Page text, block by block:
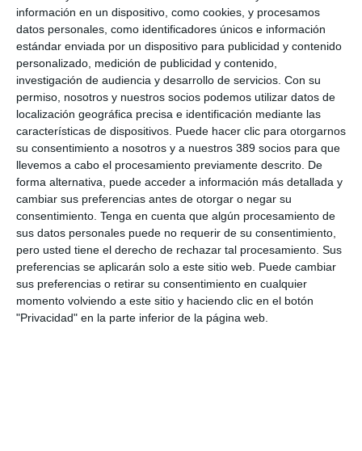
información en un dispositivo, como cookies, y procesamos
datos personales, como identificadores únicos e información
estándar enviada por un dispositivo para publicidad y contenido
personalizado, medición de publicidad y contenido,
investigación de audiencia y desarrollo de servicios. Con su
permiso, nosotros y nuestros socios podemos utilizar datos de
localización geográfica precisa e identificación mediante las
características de dispositivos. Puede hacer clic para otorgarnos
su consentimiento a nosotros y a nuestros 389 socios para que
llevemos a cabo el procesamiento previamente descrito. De
forma alternativa, puede acceder a información más detallada y
cambiar sus preferencias antes de otorgar o negar su
consentimiento. Tenga en cuenta que algún procesamiento de
sus datos personales puede no requerir de su consentimiento,
pero usted tiene el derecho de rechazar tal procesamiento. Sus
preferencias se aplicarán solo a este sitio web. Puede cambiar
sus preferencias o retirar su consentimiento en cualquier
momento volviendo a este sitio y haciendo clic en el botón
"Privacidad" en la parte inferior de la página web.
del acuerdo, organizarán de manera conjunta jornadas para
abordar temáticas relevantes para los mediadores.
Tras la rúbrica del acuerdo,Florentino Pastor, presidente del
Colegio, ha señalado que "la formación continua y la
promoción del talento son fundamentales para el desarrollo"
del sector. Y ha añadido: "Con DKV Seguros, contamos con un
aliado estratégico que valora el trabajo de los mediadores y se
compromete a ofrecer herramientas que nos permitan crecer y
adaptarnos a un mercado en constante cambio".
Por su parte,Francisco Tobías, director Comercial Zona
Norte, Aragón, Comunidad Valenciana y Baleares de la
aseguradora, ha subrayado: "DKV Seguros está comprometido
con la mediación de calidad y con la formación de los
profesionales del sector. Creemos firmemente en la
importancia de retener y promover el talento para asegurar un
futuro sólido y exitoso".
Si quiere recibir diariamente y GRATIS noticias como esta,
pinche aquí.